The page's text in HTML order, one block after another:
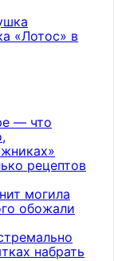
«Лотос» в
— что
рецептов
могила
обожали
набрать